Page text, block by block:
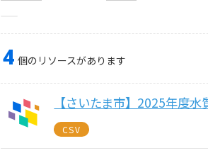
4 個のリソースがあります
【さいたま市】2025年度水
CSV